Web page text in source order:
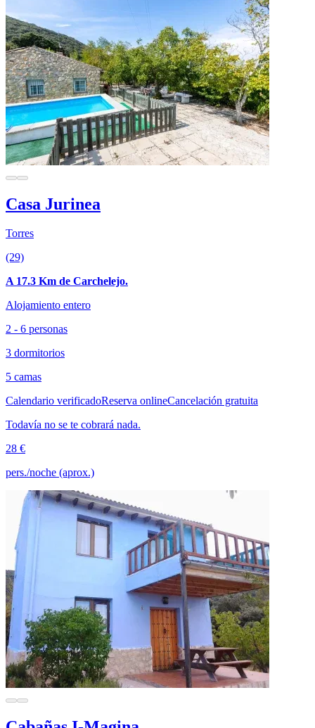
Casa Jurinea
Torres
(29)
A 17.3 Km de Carchelejo.
Alojamiento entero
2 - 6 personas
3 dormitorios
5 camas
Calendario verificadoReserva onlineCancelación gratuita
Todavía no se te cobrará nada.
28 €
pers./noche (aprox.)